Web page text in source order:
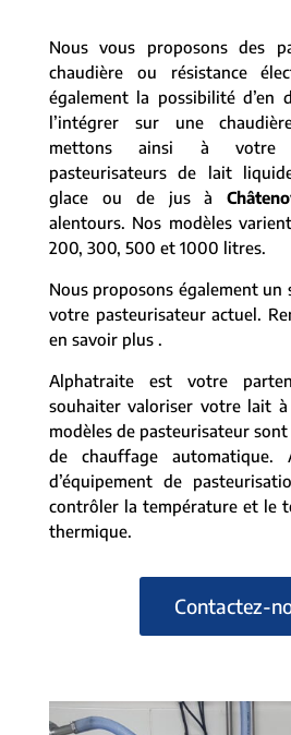
Nous vous proposons des
chaudière ou résistance
également la possibilité
l’intégrer sur une
mettons ainsi à votre
pasteurisateurs de lait
glace ou de jus à
alentours. Nos modèles
200, 300, 500 et 1000 litres.
Nous proposons également un
votre pasteurisateur actuel.
en savoir plus .
Alphatraite est votre
souhaiter valoriser votre lait
modèles de pasteurisateur
de chauffage automatique.
d’équipement de
contrôler la température et le
thermique.
Contactez-